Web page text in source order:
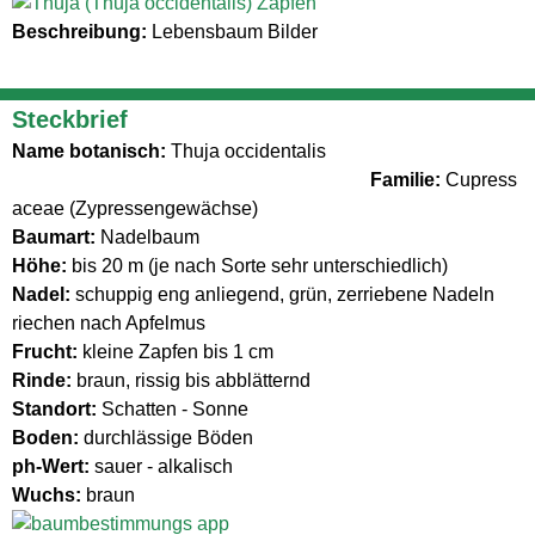
Beschreibung: Lebensbaum Bilder
Steckbrief
Name botanisch: Thuja occidentalis
Familie: Cupress
aceae (Zypressengewächse)
Baumart: Nadelbaum
Höhe: bis 20 m (je nach Sorte sehr unterschiedlich)
Nadel: schuppig eng anliegend, grün, zerriebene Nadeln
riechen nach Apfelmus
Frucht: kleine Zapfen bis 1 cm
Rinde: braun, rissig bis abblätternd
Standort: Schatten - Sonne
Boden: durchlässige Böden
ph-Wert: sauer - alkalisch
Wuchs: braun